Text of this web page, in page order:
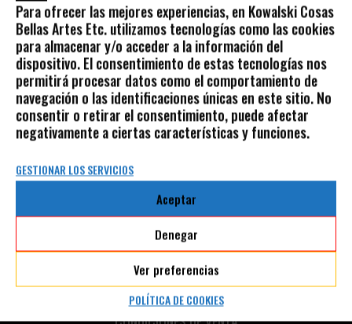
Para ofrecer las mejores experiencias, en Kowalski Cosas
Bellas Artes Etc. utilizamos tecnologías como las cookies
para almacenar y/o acceder a la información del
dispositivo. El consentimiento de estas tecnologías nos
permitirá procesar datos como el comportamiento de
navegación o las identificaciones únicas en este sitio. No
consentir o retirar el consentimiento, puede afectar
negativamente a ciertas características y funciones.
GESTIONAR LOS SERVICIOS
Aceptar
Denegar
Ver preferencias
POLÍTICA DE COOKIES
AVISO LEGAL
POLÍTICA DE PRIVACIDAD
POLÍTICA DE COOKIES
AVISO LEGAL